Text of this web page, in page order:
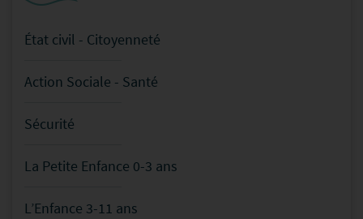
État civil - Citoyenneté
Action Sociale - Santé
Sécurité
La Petite Enfance 0-3 ans
L’Enfance 3-11 ans